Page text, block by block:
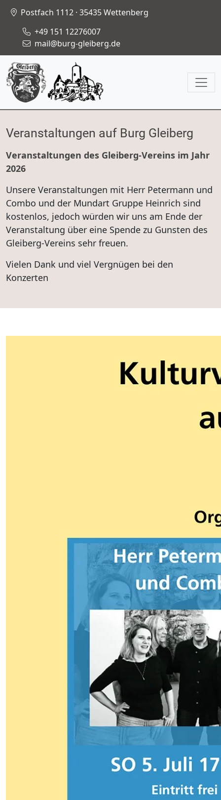
Postfach 1112 · 35435 Wettenberg
+49 151 12276007
mail@burg-gleiberg.de
Veranstaltungen auf Burg Gleiberg
Veranstaltungen des Gleiberg-Vereins im Jahr
2026
Unsere Veranstaltungen mit Herr Petermann und
Combo und der Mundart Gruppe Heinrich sind
kostenlos, jedoch würden wir uns am Ende der
Veranstaltung über eine Spende zu Gunsten des
Gleiberg-Vereins sehr freuen.
Vielen Dank und viel Vergnügen bei den
Konzerten